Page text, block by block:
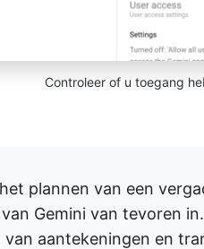
Controleer of u toegang
plannen van een
Gemini van tevoren
aantekeningen en